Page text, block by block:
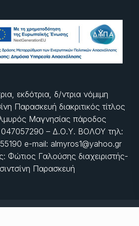
εκδότρια, δ/ντρια νόμιμη
Παρασκευή διακριτικός τίτλος
Μαγνησίας πάροδος
– Δ.Ο.Υ. ΒΟΛΟΥ τηλ:
e-mail: almyros1@yahoo.gr
Φώτιος Γαλούσης διαχειριστής-
Παρασκευή